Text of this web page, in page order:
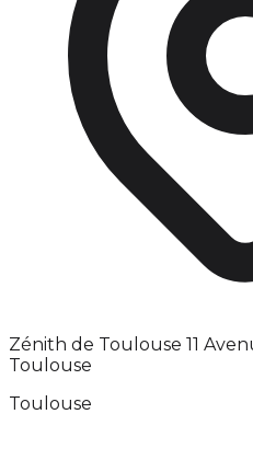
Zénith de Toulouse 11
Toulouse
Toulouse